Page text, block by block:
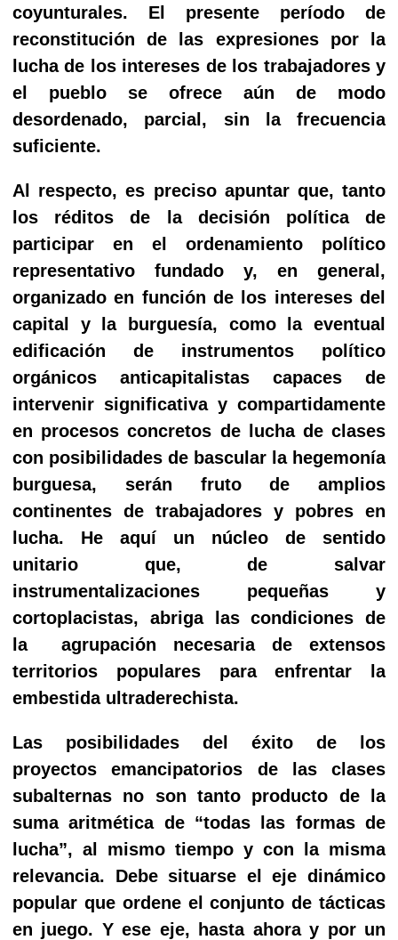
coyunturales. El presente período de
reconstitución de las expresiones por la
lucha de los intereses de los trabajadores y
el pueblo se ofrece aún de modo
desordenado, parcial, sin la frecuencia
suficiente.
Al respecto, es preciso apuntar que, tanto
los réditos de la decisión política de
participar en el ordenamiento político
representativo fundado y, en general,
organizado en función de los intereses del
capital y la burguesía, como la eventual
edificación de instrumentos político
orgánicos anticapitalistas capaces de
intervenir significativa y compartidamente
en procesos concretos de lucha de clases
con posibilidades de bascular la hegemonía
burguesa, serán fruto de amplios
continentes de trabajadores y pobres en
lucha. He aquí un núcleo de sentido
unitario que, de salvar
instrumentalizaciones pequeñas y
cortoplacistas, abriga las condiciones de
la
agrupación necesaria de extensos
territorios populares para enfrentar la
embestida ultraderechista.
Las posibilidades del éxito de los
proyectos emancipatorios de las clases
subalternas no son tanto producto de la
suma aritmética de “todas las formas de
lucha”, al mismo tiempo y con la misma
relevancia. Debe situarse el eje dinámico
popular que ordene el conjunto de tácticas
en juego. Y ese eje, hasta ahora y por un